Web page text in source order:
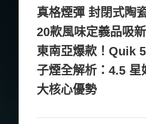
真格煙彈 封閉式陶
20款風味定義品吸
東南亞爆款！Quik
子煙全解析：4.5 星
大核心優勢